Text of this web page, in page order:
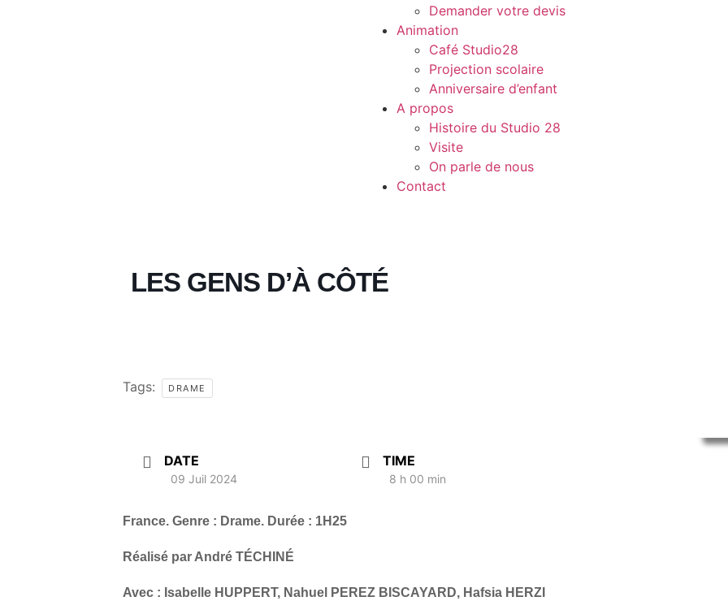
Demander votre devis
Animation
Café Studio28
Projection scolaire
Anniversaire d’enfant
A propos
Histoire du Studio 28
Visite
On parle de nous
Contact
LES GENS D’À CÔTÉ
Tags: DRAME
DATE
09 Juil 2024
TIME
8 h 00 min
France. Genre : Drame. Durée : 1H25
Réalisé par André TÉCHINÉ
Avec : Isabelle HUPPERT, Nahuel PEREZ BISCAYARD, Hafsia HERZI